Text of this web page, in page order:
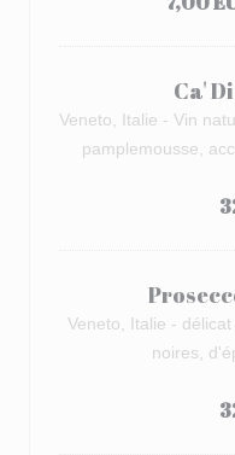
Ca'
Veneto, Italie - Vin
pamplemousse,
Veneto, Italie -
noires,